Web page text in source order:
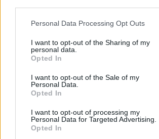
Personal Data Processing Opt Outs
I want to opt-out of the Sharing of my
personal data.
Opted In
I want to opt-out of the Sale of my
Personal Data.
Opted In
I want to opt-out of processing my
Personal Data for Targeted Advertising.
Opted In
Nyomtatott lapjaink archívuma
Székely Hírmondó archívuma
Sütibeállítások
Médiatér